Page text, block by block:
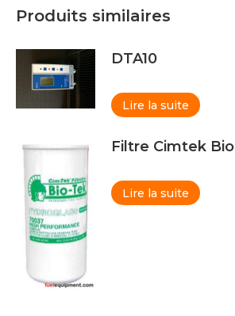
Produits similaires
DTA10
Lire la suite
Filtre Cimtek Bio
Lire la suite